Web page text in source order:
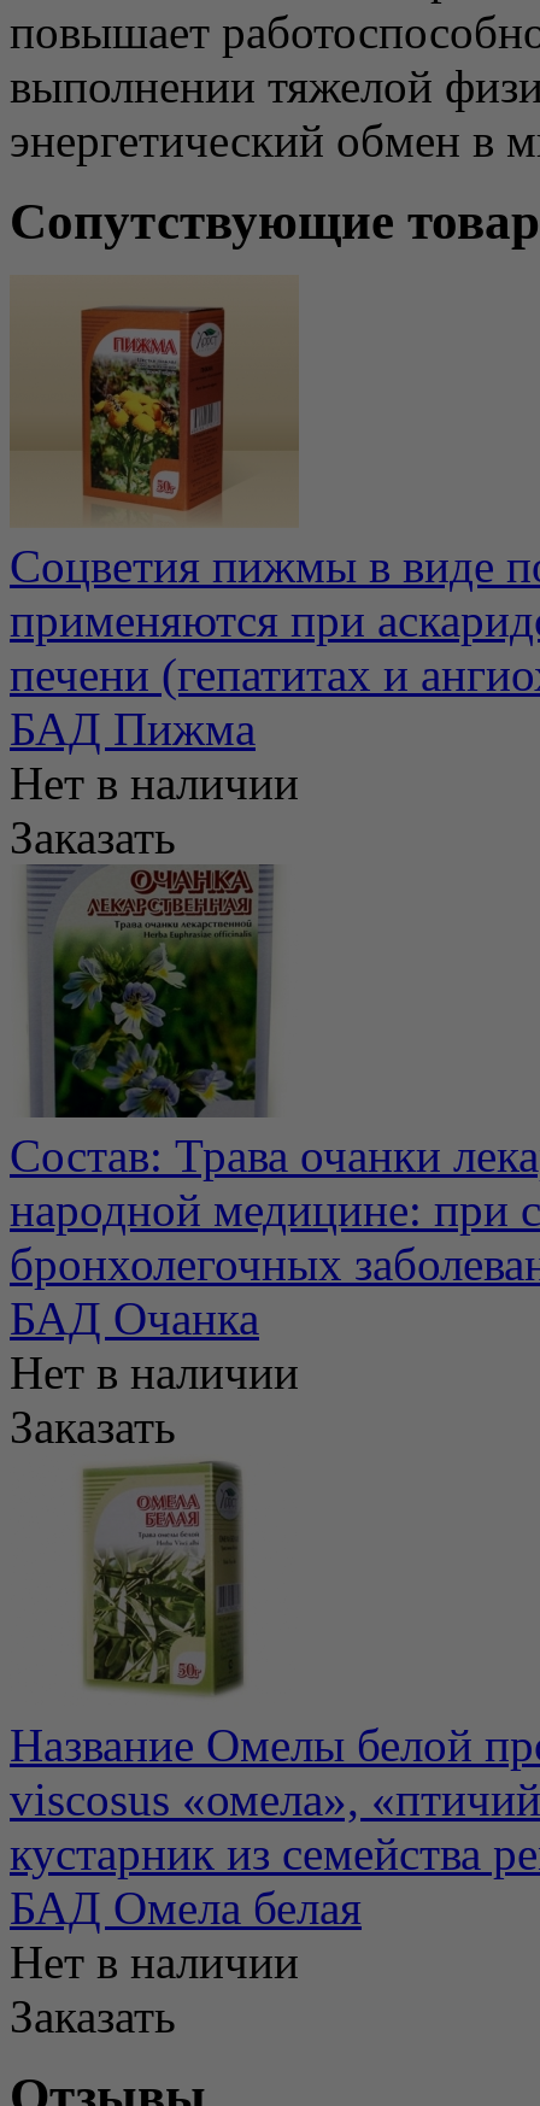
повышает
выполнении тяжелой
энергетический обмен в
Сопутствующие
Соцветия пижмы в виде
применяются при
печени (гепатитах и
БАД Пижма
Нет в наличии
Заказать
Состав: Трава очанки
народной медицине: при
бронхолегочных
БАД Очанка
Нет в наличии
Заказать
Название Омелы белой
viscosus «омела»,
кустарник из семейства
БАД Омела белая
Нет в наличии
Заказать